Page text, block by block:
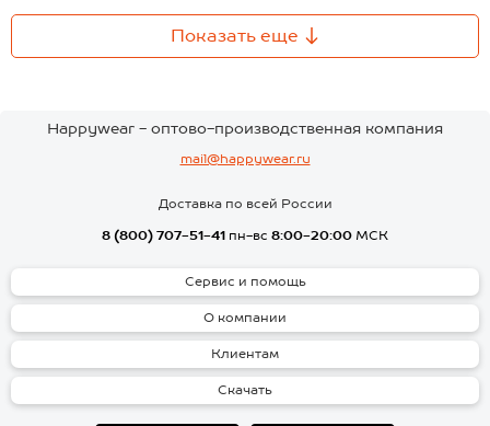
Показать еще
Happywear - оптово-производственная компания
mail@happywear.ru
Доставка по всей России
8 (800) 707-51-41 пн-вс 8:00-20:00 МСК
Сервис и помощь
О компании
Клиентам
Скачать